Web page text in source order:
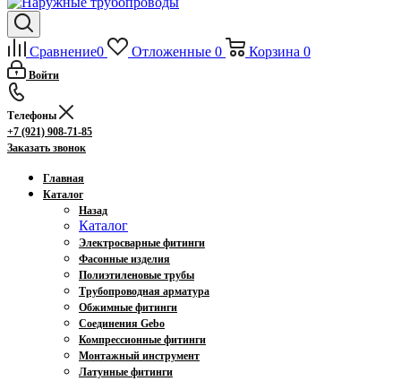
Сравнение0 Отложенные 0 Корзина 0
Войти
Телефоны
+7 (921) 908-71-85
Заказать звонок
Главная
Каталог
Назад
Каталог
Электросварные фитинги
Фасонные изделия
Полиэтиленовые трубы
Трубопроводная арматура
Обжимные фитинги
Соединения Gebo
Компрессионные фитинги
Монтажный инструмент
Латунные фитинги